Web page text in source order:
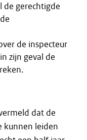
de gerechtigde
de inspecteur
zijn geval de
dat de
kunnen leiden